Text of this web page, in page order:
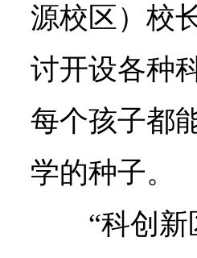
源校区）校
讨开设各种
每个孩子都
学的种子。
“科创